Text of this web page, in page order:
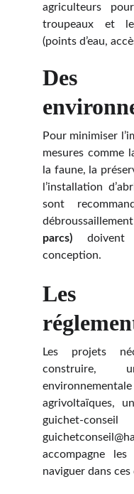
agriculteurs
troupeaux et
(points d’eau,
Des
Pour minimiser
mesures comme
la faune, la
l’installation
sont
parcs) doivent
conception.
Les
Les projets
construire,
agrivoltaïques,
guichet-
accompagne
naviguer dans ces